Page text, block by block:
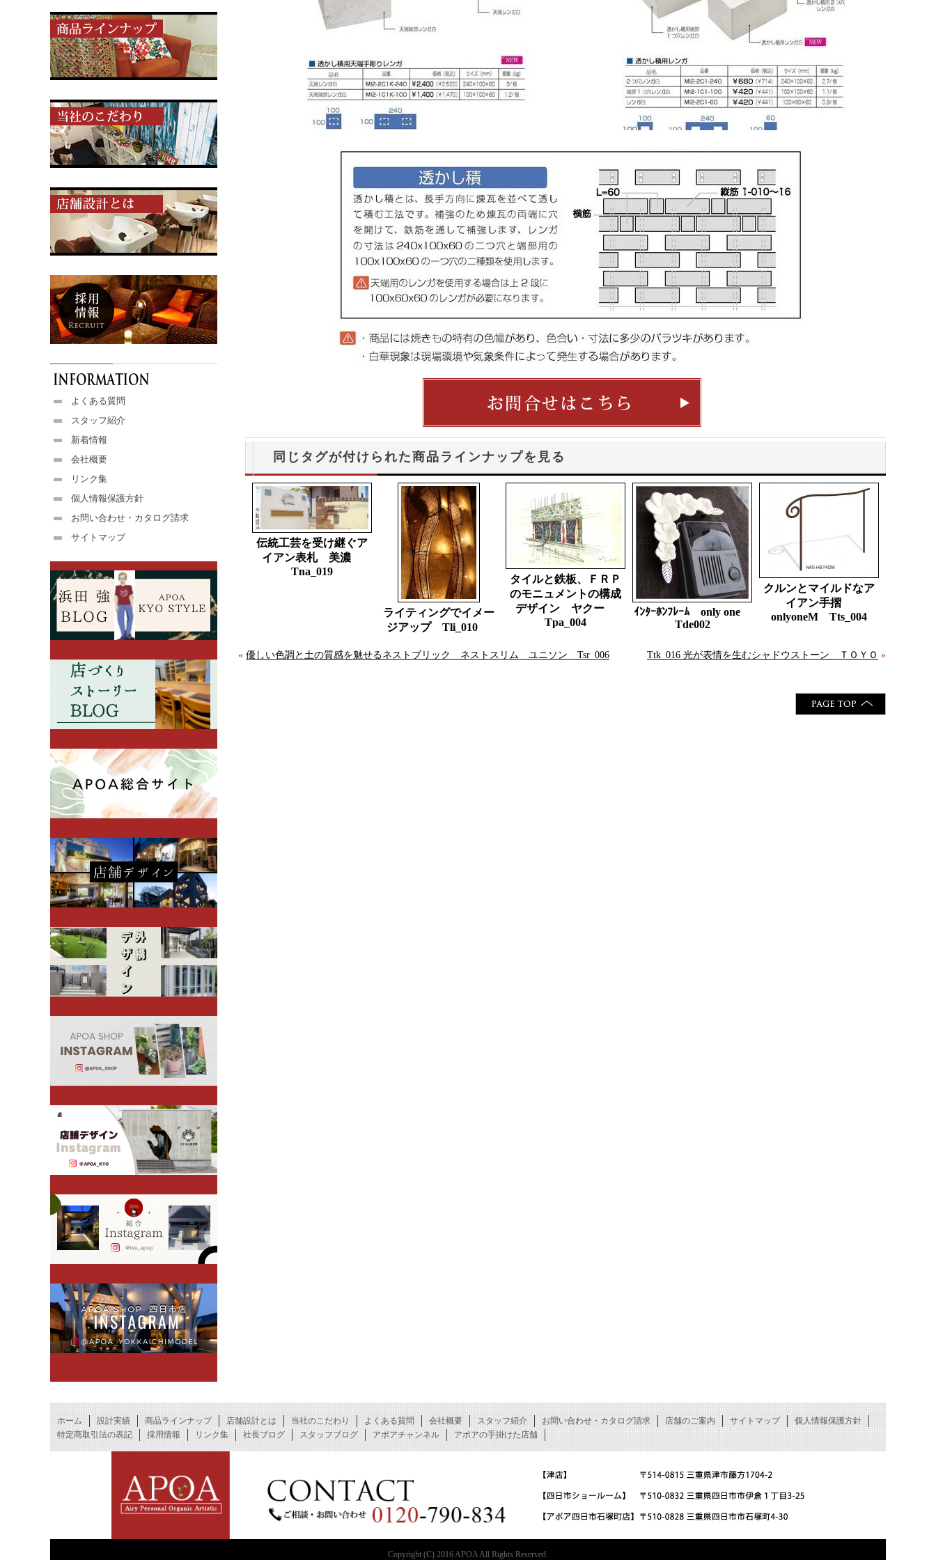
同じタグが付けられた商品ラインナップを見る
伝統工芸を受け継ぐア
イアン表札 美濃
Tna_019
ライティングでイメー
ジアップ Tli_010
タイルと鉄板、ＦＲＰ
のモニュメントの構成
デザイン ヤクー
Tpa_004
ｲﾝﾀｰﾎﾝﾌﾚｰﾑ only one
Tde002
クルンとマイルドなア
イアン手摺
onlyoneM Tts_004
« 優しい色調と土の質感を魅せるネストブリック ネストスリム ユニソン Tsr_006 Ttk_016 光が表情を生むシャドウストーン ＴＯＹＯ »
よくある質問
スタッフ紹介
新着情報
会社概要
リンク集
個人情報保護方針
お問い合わせ・カタログ請求
サイトマップ
ホーム 設計実績 商品ラインナップ 店舗設計とは 当社のこだわり よくある質問 会社概要 スタッフ紹介 お問い合わせ・カタログ請求 店舗のご案内 サイトマップ
個人情報保護方針
特定商取引法の表記
採用情報 リンク集 社長ブログ スタッフブログ アポアチャンネル アポアの手掛けた店舗
Copyright (C) 2016 APOA All Rights Reserved.